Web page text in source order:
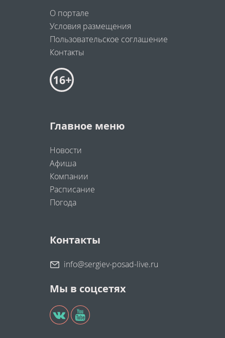
О портале
Условия размещения
Пользовательское соглашение
Контакты
Главное меню
Новости
Афиша
Компании
Расписание
Погода
Контакты
info@sergiev-posad-live.ru
Мы в соцсетях